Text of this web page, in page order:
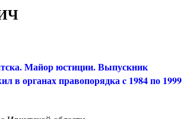
Майор юстиции. Выпускник
органах правопорядка c 1984 по 1999